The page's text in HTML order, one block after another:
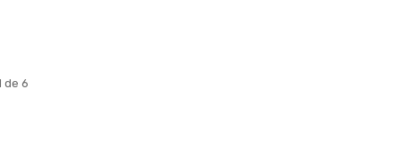
de 6